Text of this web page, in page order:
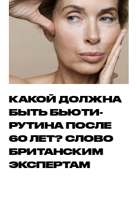
КАКОЙ ДОЛЖНА
БЫТЬ БЬЮТИ-
РУТИНА ПОСЛЕ
60 ЛЕТ? СЛОВО
БРИТАНСКИМ
ЭКСПЕРТАМ